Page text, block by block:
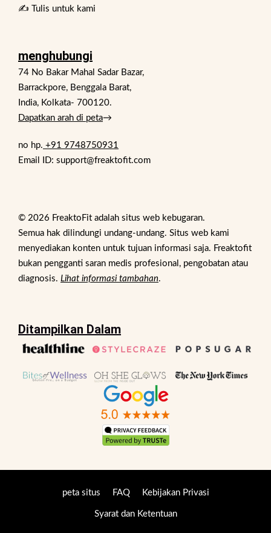
✍️ Tulis untuk kami
menghubungi
74 No Bakar Mahal Sadar Bazar,
Barrackpore, Benggala Barat,
India, Kolkata- 700120.
Dapatkan arah di peta→
no hp. +91 9748750931
Email ID: support@freaktofit.com
© 2026 FreaktoFit adalah situs web kebugaran.
Semua hak dilindungi undang-undang. Situs web kami
menyediakan konten untuk tujuan informasi saja. Freaktofit
bukan pengganti saran medis profesional, pengobatan atau
diagnosis. Lihat informasi tambahan.
Ditampilkan Dalam
peta situs FAQ Kebijakan Privasi
Syarat dan Ketentuan